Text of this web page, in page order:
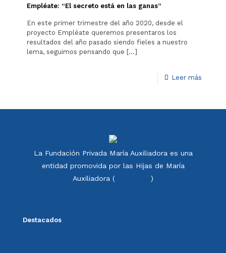
Empléate: “El secreto está en las ganas”
En este primer trimestre del año 2020, desde el
proyecto Empléate queremos presentaros los
resultados del año pasado siendo fieles a nuestro
lema, seguimos pensando que […]
Leer más
La Fundación Privada María Auxiliadora es una
entidad promovida por las Hijas de María
Auxiliadora (
)
Destacados